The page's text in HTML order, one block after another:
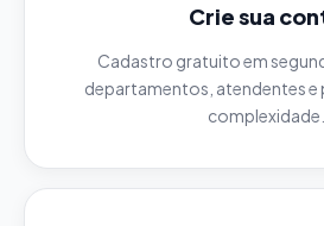
Crie sua
Cadastro gratuito em
departamentos, atendentes e
complexidade.